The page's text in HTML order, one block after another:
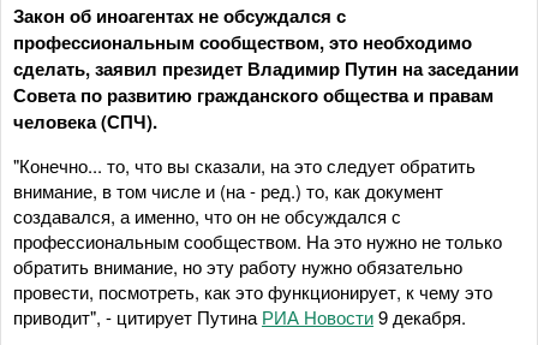
Закон об иноагентах не обсуждался с
профессиональным сообществом, это необходимо
сделать, заявил президет Владимир Путин на заседании
Совета по развитию гражданского общества и правам
человека (СПЧ).
"Конечно... то, что вы сказали, на это следует обратить
внимание, в том числе и (на - ред.) то, как документ
создавался, а именно, что он не обсуждался с
профессиональным сообществом. На это нужно не только
обратить внимание, но эту работу нужно обязательно
провести, посмотреть, как это функционирует, к чему это
приводит", - цитирует Путина РИА Новости9 декабря.